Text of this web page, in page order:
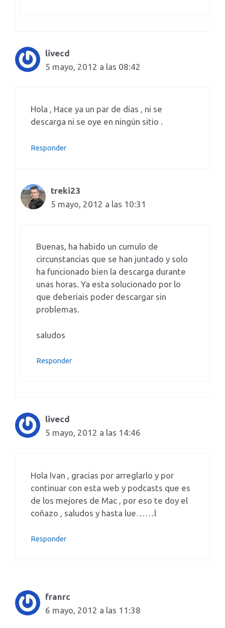
livecd
5 mayo, 2012 a las 08:42
Hola , Hace ya un par de dias , ni se
descarga ni se oye en ningún sitio .
Responder
treki23
5 mayo, 2012 a las 10:31
Buenas, ha habido un cumulo de
circunstancias que se han juntado y solo
ha funcionado bien la descarga durante
unas horas. Ya esta solucionado por lo
que deberiais poder descargar sin
problemas.
saludos
Responder
livecd
5 mayo, 2012 a las 14:46
Hola Ivan , gracias por arreglarlo y por
continuar con esta web y podcasts que es
de los mejores de Mac , por eso te doy el
coñazo , saludos y hasta lue……l
Responder
franrc
6 mayo, 2012 a las 11:38